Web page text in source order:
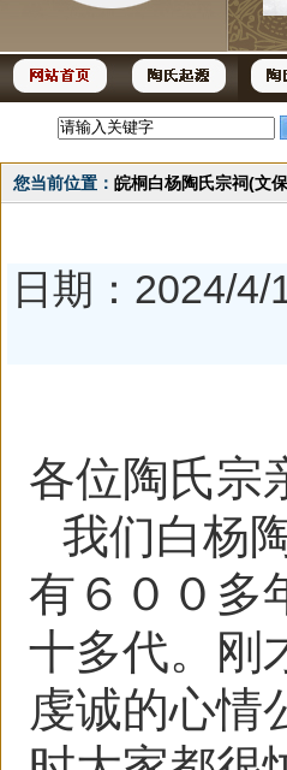
您当前位置： 皖桐白杨陶氏宗祠(文
日期：2024/
各位陶氏宗
我们白杨
有６００多
十多代。刚
虔诚的心情